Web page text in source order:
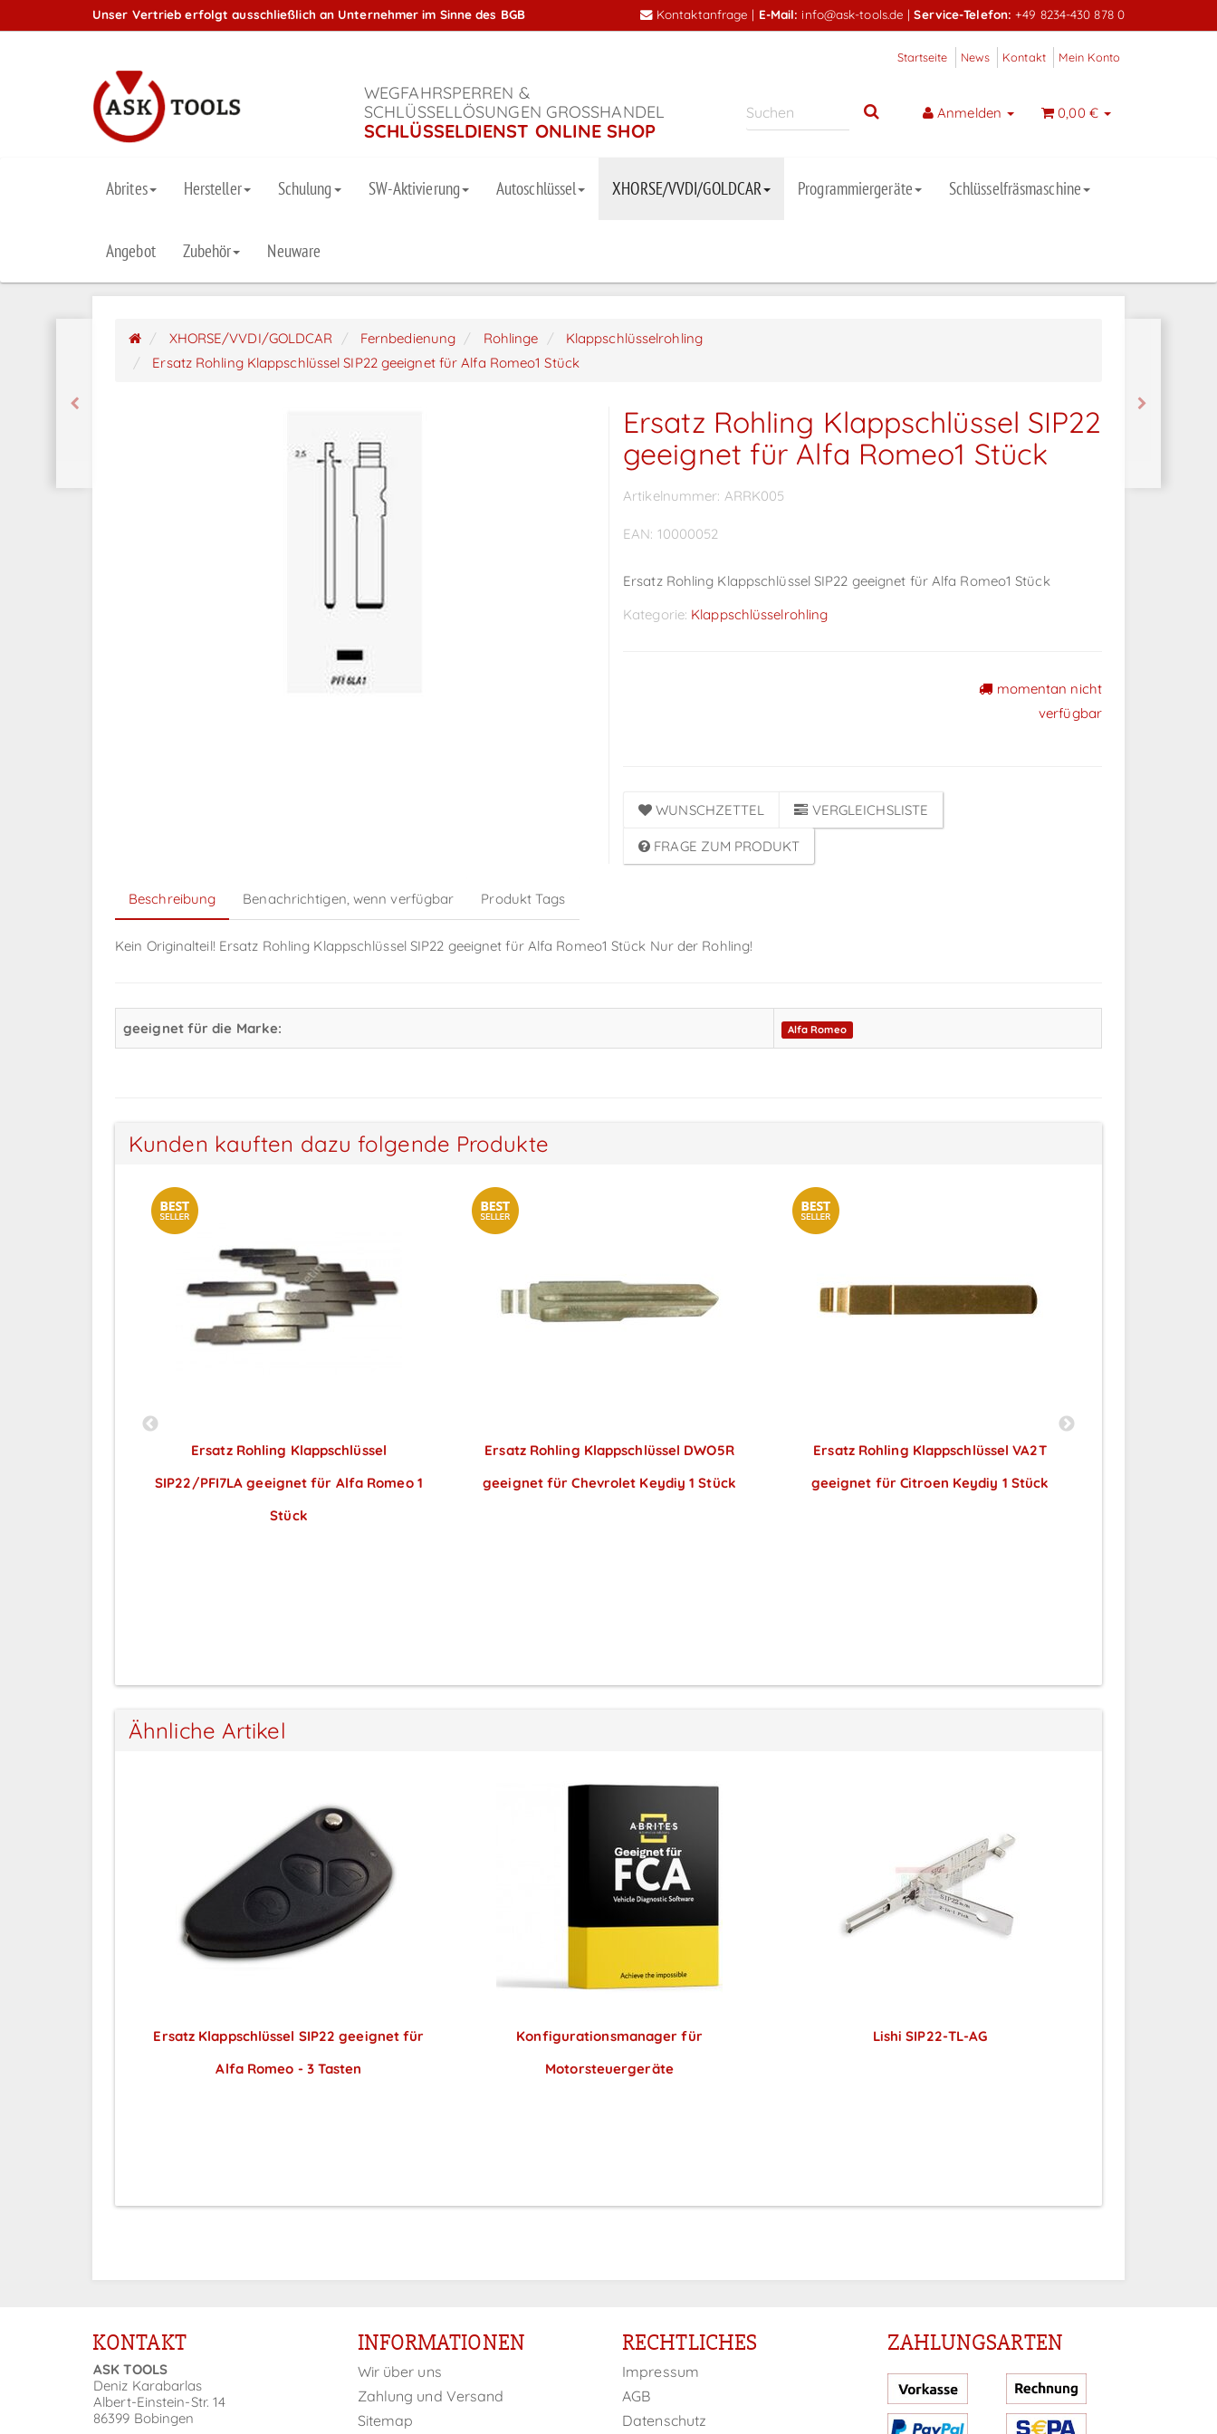
Unser Vertrieb erfolgt ausschließlich an Unternehmer im Sinne des BGB Kontaktanfrage | E-Mail: info@ask-tools.de |Service-Telefon: +49 8234-430 878 0
Startseite News Kontakt Mein Konto
WEGFAHRSPERREN &
SCHLÜSSELLÖSUNGEN GROSSHANDEL
SCHLÜSSELDIENST ONLINE SHOP
Anmelden 0,00 €
Abrites Hersteller Schulung SW-Aktivierung Autoschlüssel XHORSE/VVDI/GOLDCAR Programmiergeräte Schlüsselfräsmaschine
Angebot Zubehör Neuware
XHORSE/VVDI/GOLDCAR Fernbedienung Rohlinge
Klappschlüsselrohling
Ersatz Rohling Klappschlüssel SIP22 geeignet für Alfa Romeo1 Stück
Ersatz Rohling Klappschlüssel SIP22
geeignet für Alfa Romeo1 Stück
Artikelnummer: ARRK005
EAN: 10000052
Ersatz Rohling Klappschlüssel SIP22 geeignet für Alfa Romeo1 Stück
Kategorie: Klappschlüsselrohling
momentan nicht
verfügbar
WUNSCHZETTEL VERGLEICHSLISTE
FRAGE ZUM PRODUKT
Beschreibung Benachrichtigen, wenn verfügbar Produkt Tags
Kein Originalteil! Ersatz Rohling Klappschlüssel SIP22 geeignet für Alfa Romeo1 Stück Nur der Rohling!
geeignet für die Marke: Alfa Romeo
Kunden kauften dazu folgende Produkte
Ersatz Rohling Klappschlüssel
SIP22/PFI7LA geeignet für Alfa Romeo 1
Stück
Ersatz Rohling Klappschlüssel DWO5R
geeignet für Chevrolet Keydiy 1 Stück
Ersatz Rohling Klappschlüssel VA2T
geeignet für Citroen Keydiy 1 Stück
Ähnliche Artikel
Ersatz Klappschlüssel SIP22 geeignet für
Alfa Romeo - 3 Tasten
Konfigurationsmanager für
Motorsteuergeräte
Lishi SIP22-TL-AG
KONTAKT
ASK TOOLS
Deniz Karabarlas
Albert-Einstein-Str. 14
86399 Bobingen
INFORMATIONEN
Wir über uns
Zahlung und Versand
Sitemap
RECHTLICHES
Impressum
AGB
Datenschutz
ZAHLUNGSARTEN